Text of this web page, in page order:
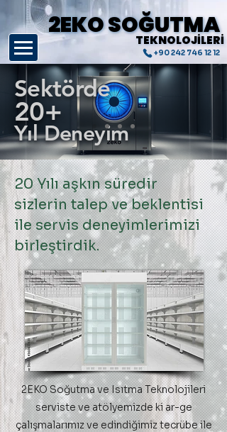
+90 242 746 12 12
2EKO SOĞUTMA
2EKO SOĞUTMA
TEKNOLOJİLERİ
TEKNOLOJİLERİ
Sektörde
20+
Yıl Deneyim
Ayrıntılar
20 Yılı aşkın süredir
sizlerin talep ve beklentisi
ile servis deneyimlerimizi
birleştirdik.
2EKO Soğutma ve Isıtma Teknolojileri
serviste ve atölyemizde ki ar-ge
çalışmalarımız ve edindiğimiz tecrübe ile